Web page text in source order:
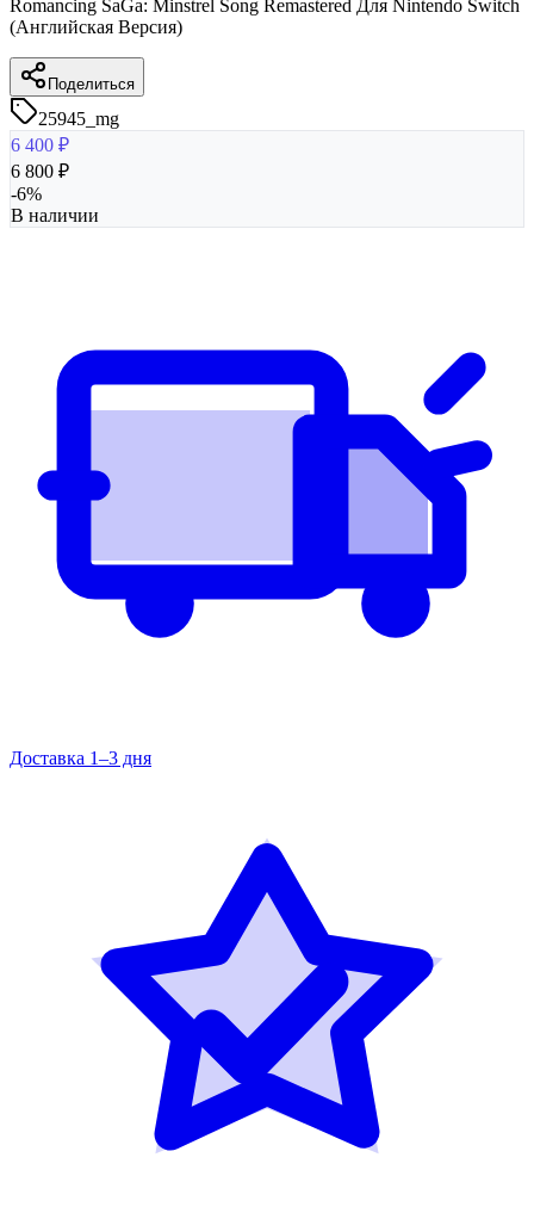
Romancing SaGa: Minstrel Song Remastered Для Nintendo Switch
(Английская Версия)
Поделиться
25945_mg
6 400 ₽
6 800 ₽
-6%
В наличии
Доставка 1–3 дня